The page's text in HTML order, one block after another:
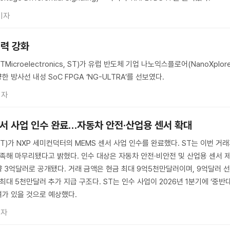
자
강화
ST)가 유럽 반도체 기업 나노익스플로어
방사선 내성 SoC FPGA ‘NG-ULTRA’를 선보였다.
사업 인수 완료…자동차 안전·산업용 센서 확대
가 NXP 세미컨덕터의 MEMS 센서 사업 인수를 완료했다. ST는 이번 거
해 마무리됐다고 밝혔다. 인수 대상은 자동차 안전·비안전 및 산업용 센서
억달러로 공개됐다. 거래 금액은 현금 최대 9억5천만달러이며, 9억달러
대 5천만달러 추가 지급 구조다. ST는 인수 사업이 2026년 1분기에 ‘중반
있을 것으로 예상했다.